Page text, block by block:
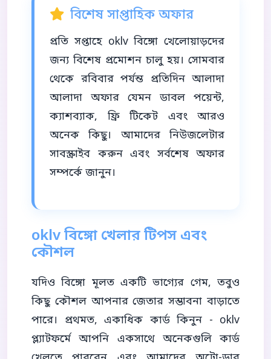
বিশেষ সাপ্তাহিক অফার
প্রতি সপ্তাহে oklv বিঙ্গো খেলোয়াড়দের
জন্য বিশেষ প্রমোশন চালু হয়। সোমবার
থেকে রবিবার পর্যন্ত প্রতিদিন আলাদা
আলাদা অফার যেমন ডাবল পয়েন্ট,
ক্যাশব্যাক, ফ্রি টিকেট এবং আরও
অনেক কিছু। আমাদের নিউজলেটার
সাবস্ক্রাইব করুন এবং সর্বশেষ অফার
সম্পর্কে জানুন।
oklv বিঙ্গো খেলার টিপস এবং
কৌশল
যদিও বিঙ্গো মূলত একটি ভাগ্যের গেম, তবুও
কিছু কৌশল আপনার জেতার সম্ভাবনা বাড়াতে
পারে। প্রথমত, একাধিক কার্ড কিনুন - oklv
প্ল্যাটফর্মে আপনি একসাথে অনেকগুলি কার্ড